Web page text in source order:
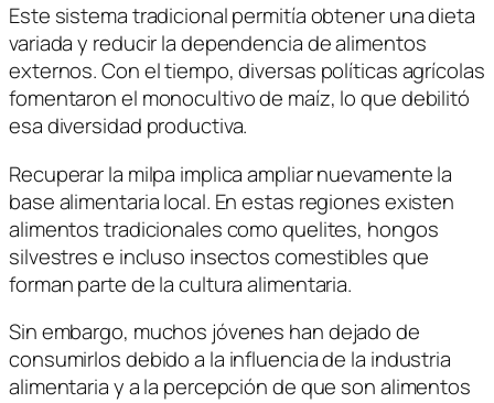
Este sistema tradicional permitía obtener una dieta
variada y reducir la dependencia de alimentos
externos. Con el tiempo, diversas políticas agrícolas
fomentaron el monocultivo de maíz, lo que debilitó
esa diversidad productiva.
Recuperar la milpa implica ampliar nuevamente la
base alimentaria local. En estas regiones existen
alimentos tradicionales como quelites, hongos
silvestres e incluso insectos comestibles que
forman parte de la cultura alimentaria.
Sin embargo, muchos jóvenes han dejado de
consumirlos debido a la influencia de la industria
alimentaria y a la percepción de que son alimentos